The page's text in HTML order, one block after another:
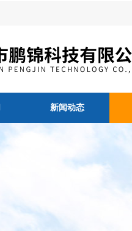
新闻动态